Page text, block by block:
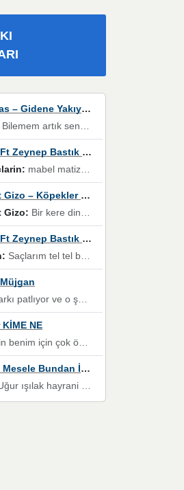
Mehmet Elmas – Gidene Yakıyorum
Bilemem artık senden bir şans daha / Düştüğün zaman ben olmayacağım yanında” dizeleri, artık geçmişin tekrarına izin verilmeyeceğini, kişisel sınırların çizildiğini gösteriyor.
Mabel Matiz Ft Zeynep Bastık – Saçların
mabel matiz'in maya albümünde yer alan güzellerden. parça da şarkı hani! müzikal altyapısına vurulduğum, sözlerinde kaybolduğum bir parça olmuş.
Şenol Evgi ft Gizo – Köpekler Tanımadıklarına havlar
Gizo: Bir kere dinlememe rağmen kulaklardan gitmiyor sen sen sen sen kurban ol sen sen sen sen hayran ol yükses ses müzik dinleme sebebisiniz canlar bomba gibi patladınız maşallah
Mabel Matiz Ft Zeynep Bastık – Saçların
Saçlarım tel tel beyazlıyor beyazlagına degil yanımda sen yoksun ona üzülüyorum günler bir bir geçiyor geçen günlere değil sensiz geçen günlere darılıyorum,Dinledikce asla kavusamayacagim ama asla unutamicagim sevdiğim adam için yanar içim
durum hal alıyor ki şarkıyı dinlemeden şarkıdan bikıyorsun Ama bu enteresan bir şekilde dillere dolanıyor millet olarak seviyoruz dertlerle boğuşurken bir yandan da göbek atmayi))) diyeceklerim bu kadar güzel hoş bir sayfa emeğinize sağlık arkadaşlar kolay gelsin
NE
duymuştum ve YouTube'dan aratıp Bu ilahiyi bulmuştum ve sonra müdavimi oldum günlük Ben de 3-5 kere dinleyip ezberleyip artık ilahiye bende eşlik ediyorum yüksek sesle Allah razı olsun hizmet nimettir Rabbim sizin zahmetlerinize de hayırlı nimetler versin Selam ve dua ile Allah'a emanet olun
Uğur Işılak – Mesele Bundan İbaret
hayrani olarak eski yeni tüm eserlerini keyifle huzurla dinleyenlerden birisiyim, emeğine saygı duyan gönül veren bunu en güzel şekilde sevenlerine ulaştıran siz değerli sayfa yöneticilerine de teşekkür ederim